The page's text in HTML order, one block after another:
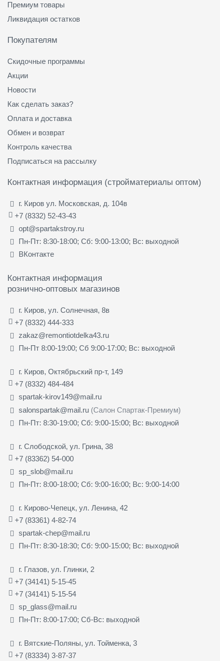
Премиум товары
Ликвидация остатков
Покупателям
Скидочные программы
Акции
Новости
Как сделать заказ?
Оплата и доставка
Обмен и возврат
Контроль качества
Подписаться на рассылку
Контактная информация (стройматериалы оптом)
г. Киров ул. Московская, д. 104в
+7 (8332) 52-43-43
opt@spartakstroy.ru
Пн-Пт: 8:30-18:00; Сб: 9:00-13:00; Вс: выходной
ВКонтакте
Контактная информация
рознично-оптовых магазинов
г. Киров, ул. Солнечная, 8в
+7 (8332) 444-333
zakaz@remontiotdelka43.ru
Пн-Пт 8:00-19:00; Сб 9:00-17:00; Вс: выходной
г. Киров, Октябрьский пр-т, 149
+7 (8332) 484-484
spartak-kirov149@mail.ru
salonspartak@mail.ru (Салон Спартак-Премиум)
Пн-Пт: 8:30-19:00; Сб: 9:00-15:00; Вс: выходной
г. Слободской, ул. Грина, 38
+7 (83362) 54-000
sp_slob@mail.ru
Пн-Пт: 8:00-18:00; Сб: 9:00-16:00; Вс: 9:00-14:00
г. Кирово-Чепецк, ул. Ленина, 42
+7 (83361) 4-82-74
spartak-chep@mail.ru
Пн-Пт: 8:30-18:30; Сб: 9:00-15:00; Вс: выходной
г. Глазов, ул. Глинки, 2
+7 (34141) 5-15-45
+7 (34141) 5-15-54
sp_glass@mail.ru
Пн-Пт: 8:00-17:00; Сб-Вс: выходной
г. Вятские-Поляны, ул. Тойменка, 3
+7 (83334) 3-87-37